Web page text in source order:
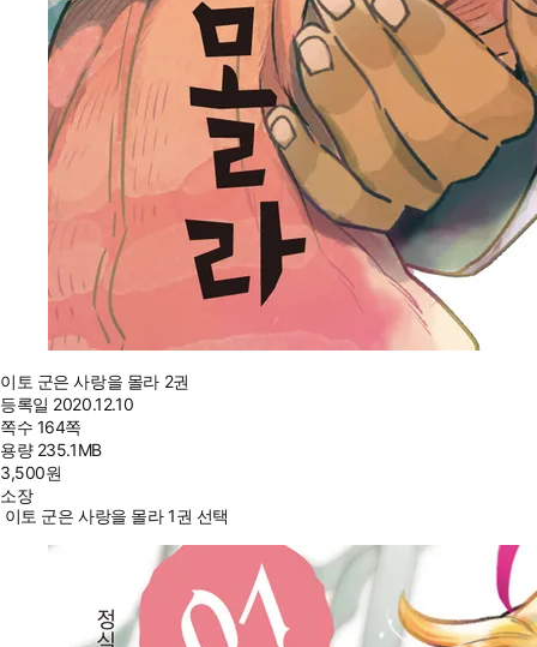
이토 군은 사랑을 몰라 2권
등록일 2020.12.10
쪽수 164쪽
용량 235.1MB
3,500원
소장
이토 군은 사랑을 몰라 1권 선택